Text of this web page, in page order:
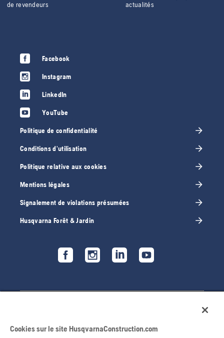
de revendeurs
actualités
Facebook
Instagram
LinkedIn
YouTube
Politique de confidentialité
Conditions d'utilisation
Politique relative aux cookies
Mentions légales
Signalement de violations présumées
Husqvarna Forêt & Jardin
Cookies sur le site HusqvarnaConstruction.com